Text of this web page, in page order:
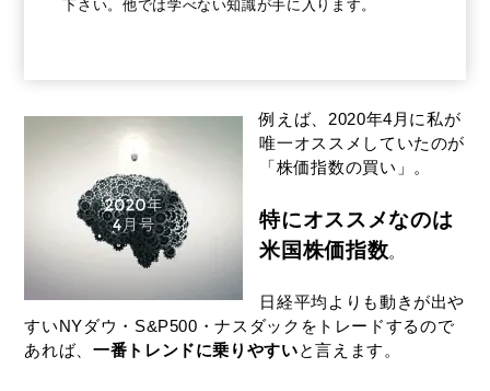
下さい。他では学べない知識が手に入ります。
例えば、2020年4月に私が
唯一オススメしていたのが
「株価指数の買い」。
特にオススメなのは
米国株価指数。
日経平均よりも動きが出や
すいNYダウ・S&P500・ナスダックをトレードするので
あれば、 一番トレンドに乗りやすいと言えます。